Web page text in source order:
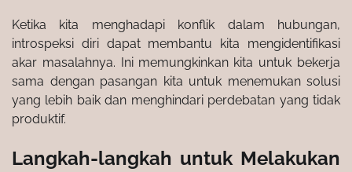
Ketika kita menghadapi konflik dalam hubungan,
introspeksi diri dapat membantu kita mengidentifikasi
akar masalahnya. Ini memungkinkan kita untuk bekerja
sama dengan pasangan kita untuk menemukan solusi
yang lebih baik dan menghindari perdebatan yang tidak
produktif.
Langkah-langkah untuk Melakukan